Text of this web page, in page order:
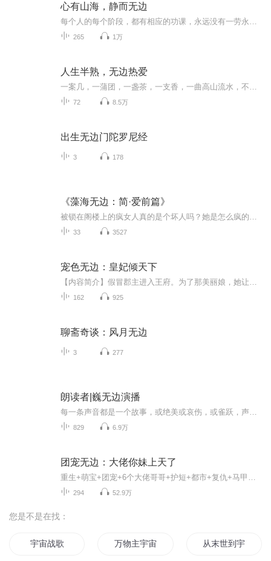
心有山海，静而无边
265 1万
人生半熟，无边热爱
72 8.5万
出生无边门陀罗尼经
3 178
《藻海无边：简·爱前篇》
33 3527
宠色无边：皇妃倾天下
162 925
聊斋奇谈：风月无边
3 277
朗读者|巍无边演播
829 6.9万
团宠无边：大佬你妹上天了
294 52.9万
您是不是在找：
宇宙战歌 万物主宇宙 从末世到宇宙